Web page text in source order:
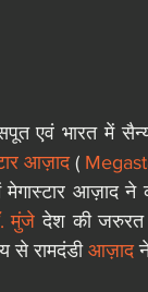
आज़ाद (
आज़ाद ने
मुंजे देश की जरुरत
से रामदंडी आज़ाद